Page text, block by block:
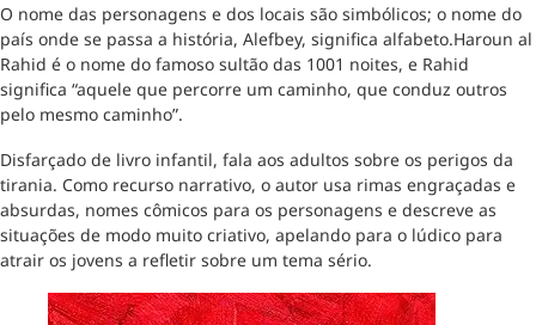
O nome das personagens e dos locais são simbólicos; o nome do
país onde se passa a história, Alefbey, significa alfabeto.Haroun al
Rahid é o nome do famoso sultão das 1001 noites, e Rahid
significa “aquele que percorre um caminho, que conduz outros
pelo mesmo caminho”.
Disfarçado de livro infantil, fala aos adultos sobre os perigos da
tirania. Como recurso narrativo, o autor usa rimas engraçadas e
absurdas, nomes cômicos para os personagens e descreve as
situações de modo muito criativo, apelando para o lúdico para
atrair os jovens a refletir sobre um tema sério.